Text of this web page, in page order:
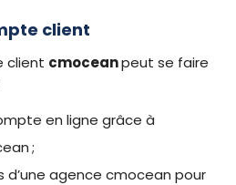
client
client cmoceanpeut se faire
en ligne grâce à
;
d’une agence cmocean pour